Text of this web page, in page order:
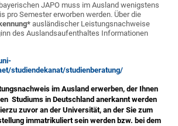
JAPO muss im Ausland wenigstens
pro Semester erworben werden. Über die
ausländischer Leistungsnachweise
des Auslandsaufenthaltes Informationen
studiendekanat/studienberatung/
im Ausland erwerben, der Ihnen
Studiums in Deutschland anerkannt werden
zuvor an der Universität, an der Sie zum
immatrikuliert sein werden bzw. bei dem